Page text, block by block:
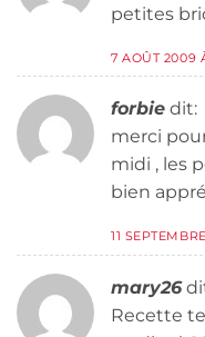
petites
7 AOÛT 2009
forbie dit:
merci
midi , les
bien
11
mary26
Recette